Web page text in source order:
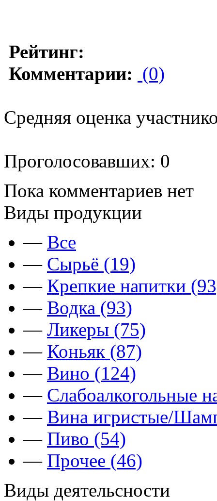
Рейтинг:
Комментарии: (0)
Средняя оценка
Проголосовавших: 0
Пока комментариев нет
Виды продукции
— Все
— Сырьё (19)
— Крепкие напитки
— Водка (93)
— Ликеры (75)
— Коньяк (87)
— Вино (124)
— Слабоалкогольные
— Вина игристые/
— Пиво (54)
— Прочее (46)
Виды деятельсности